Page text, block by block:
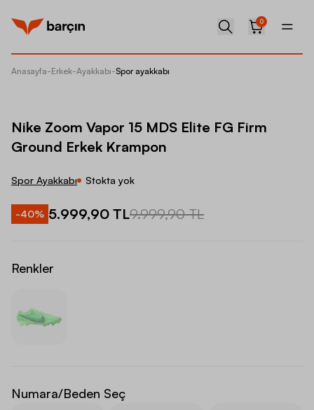
0
Anasayfa-Erkek-Ayakkabı-Spor ayakkabı
Nike Zoom Vapor 15 MDS Elite FG Firm
Ground Erkek Krampon
Spor Ayakkabı Stokta yok
-40% 5.999,90 TL9.999,90 TL
Renkler
Numara/Beden Seç